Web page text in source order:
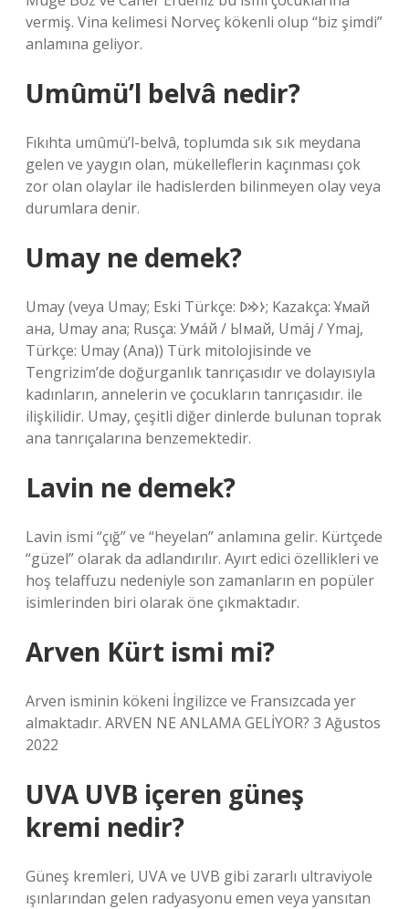
vermiş. Vina kelimesi Norveç kökenli olup “biz şimdi”
anlamına geliyor.
Umûmü’l belvâ nedir?
Fıkıhta umûmü’l-belvâ, toplumda sık sık meydana
gelen ve yaygın olan, mükelleflerin kaçınması çok
zor olan olaylar ile hadislerden bilinmeyen olay veya
durumlara denir.
Umay ne demek?
Umay (veya Umay; Eski Türkçe: 𐰆𐰢𐰖; Kazakça: Ұмай
aна, Umay ana; Rusça: Ума́й / Ымай, Umáj / Ymaj,
Türkçe: Umay (Ana)) Türk mitolojisinde ve
Tengrizim’de doğurganlık tanrıçasıdır ve dolayısıyla
kadınların, annelerin ve çocukların tanrıçasıdır. ile
ilişkilidir. Umay, çeşitli diğer dinlerde bulunan toprak
ana tanrıçalarına benzemektedir.
Lavin ne demek?
Lavin ismi “çığ” ve “heyelan” anlamına gelir. Kürtçede
“güzel” olarak da adlandırılır. Ayırt edici özellikleri ve
hoş telaffuzu nedeniyle son zamanların en popüler
isimlerinden biri olarak öne çıkmaktadır.
Arven Kürt ismi mi?
Arven isminin kökeni İngilizce ve Fransızcada yer
almaktadır. ARVEN NE ANLAMA GELİYOR? 3 Ağustos
2022
UVA UVB içeren güneş
kremi nedir?
Güneş kremleri, UVA ve UVB gibi zararlı ultraviyole
ışınlarından gelen radyasyonu emen veya yansıtan